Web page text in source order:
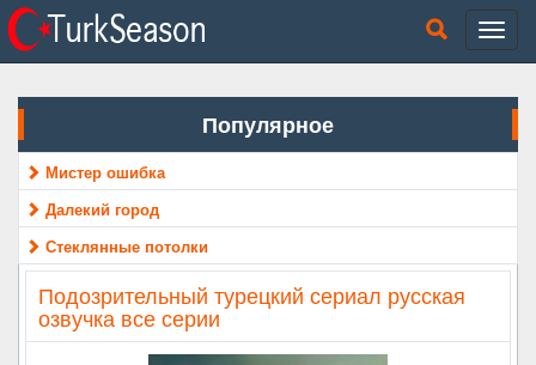
Популярное
Мистер ошибка
Далекий город
Стеклянные потолки
Подозрительный турецкий сериал русская
озвучка все серии